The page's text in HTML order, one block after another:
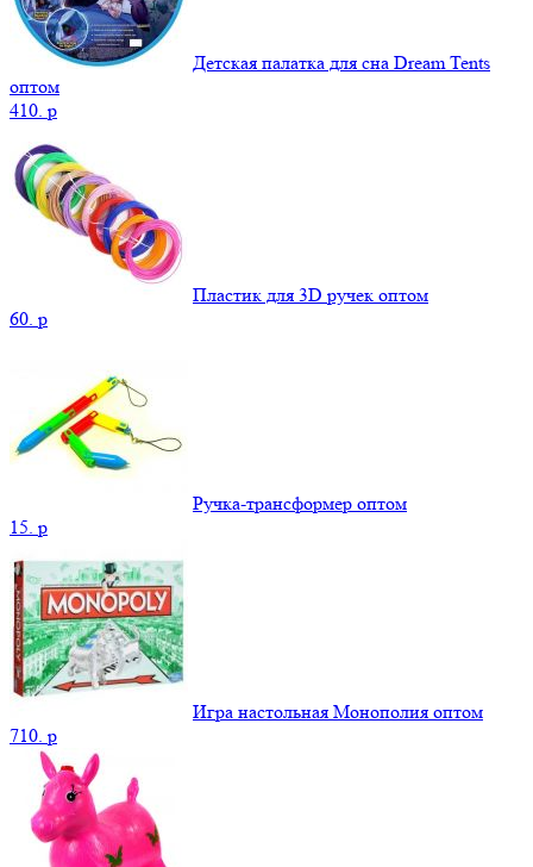
Детская палатка для сна Dream Tents
оптом
410. p
Пластик для 3D ручек оптом
60. p
Ручка-трансформер оптом
15. p
Игра настольная Монополия оптом
710. p